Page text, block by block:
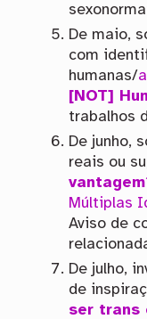
De maio,
com
humanas/
[NOT]
trabalhos
De junho,
reais ou
Múltiplas
Aviso de
De julho,
de
ser trans